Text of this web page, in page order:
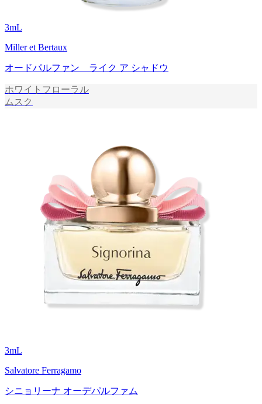
3mL
Miller et Bertaux
オードパルファン ライク ア シャドウ
ホワイトフローラル
ムスク
3mL
Salvatore Ferragamo
シニョリーナ オーデパルファム